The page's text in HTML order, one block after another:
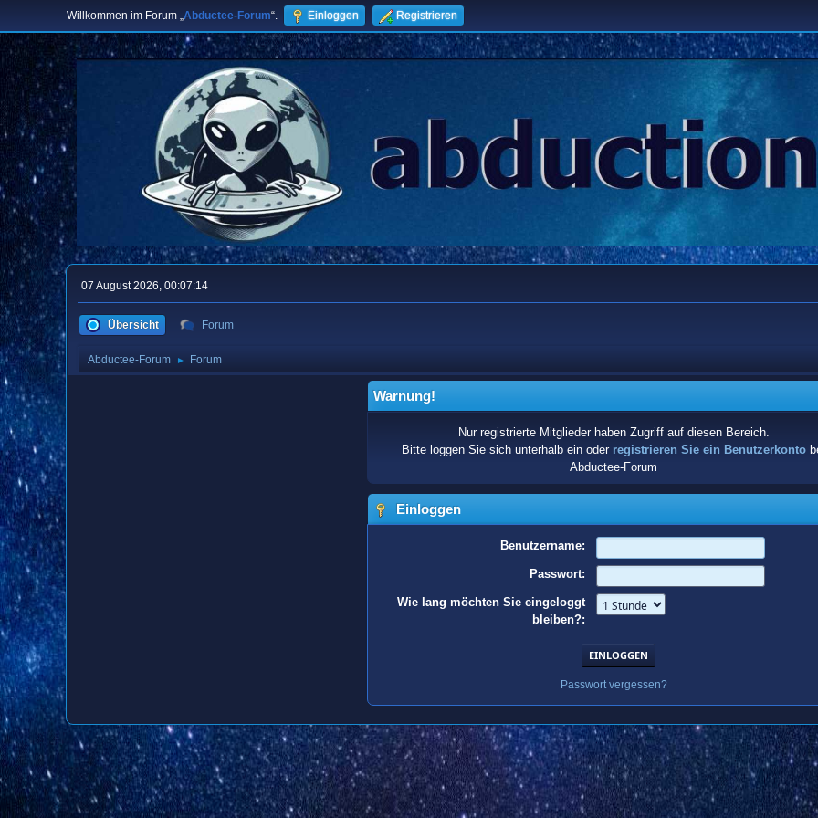
Willkommen im Forum „Abductee-Forum“. Einloggen Registrieren
07 August 2026, 00:07:14
Übersicht Forum
Abductee-Forum ► Forum
Warnung!
Nur registrierte Mitglieder haben Zugriff auf diesen Bereich.
Bitte loggen Sie sich unterhalb ein oder registrieren Sie ein Benutzerkonto
Abductee-Forum
Einloggen
Benutzername:
Passwort:
Wie lang möchten Sie eingeloggt
bleiben?:
Passwort vergessen?